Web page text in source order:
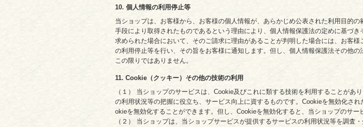
10. 個人情報の利用停止等
当ショップは、お客様から、お客様の個人情報が、あらかじめ公表された利用目的
手段により取得されたものであるという理由により、個人情報保護法の定めに基づ
求められた場合において、そのご請求に理由があることが判明した場合には、お客
の利用停止等を行い、その旨をお客様に通知します。但し、個人情報保護法その他
この限りではありません。
11. Cookie（クッキー）その他の技術の利用
（１） 当ショップのサービスは、Cookie及びこれに類する技術を利用することが
の利用状況等の把握に役立ち、サービス向上に資するものです。Cookieを無効化さ
okieを無効化することができます。但し、Cookieを無効化すると、当ショップのサー
（２） 当ショップは、当ショップサービスが提供するサービスの利用状況等を調査